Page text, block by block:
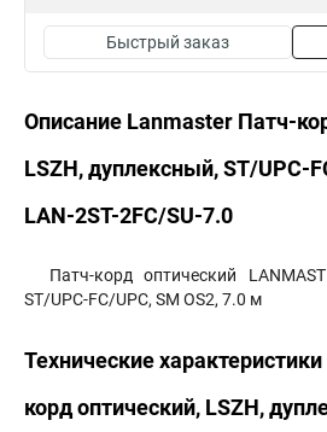
Быстрый заказ
Описание Lanmaster Патч-
LSZH, дуплексный, ST/UPC-
LAN-2ST-2FC/SU-7.0
Патч-корд оптический
ST/UPC-FC/UPC, SM OS2, 7.0 м
Технические
корд оптический, LSZH,